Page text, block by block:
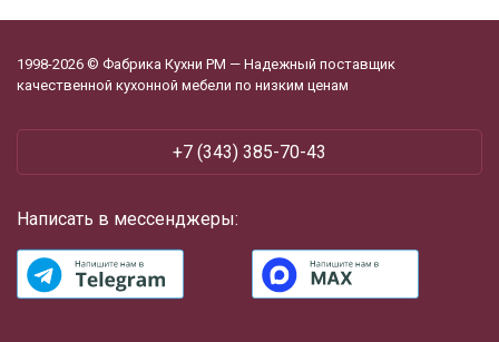
1998-2026 © Фабрика Кухни РМ — Надежный поставщик
качественной кухонной мебели по низким ценам
+7 (343) 385-70-43
Написать в мессенджеры: